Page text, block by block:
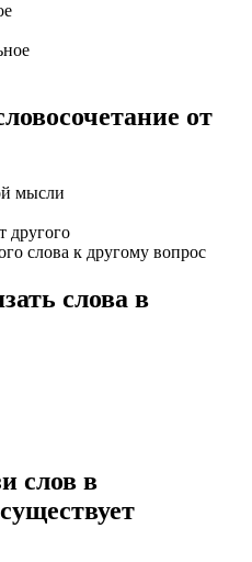
от
мысли
другого
слова к другому вопрос
слова в
слов в